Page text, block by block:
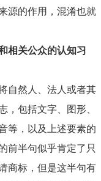
源的作用，混淆也就
相关公众的认知习
然人、法人或者其
，包括文字、图形、
等，以及上述要素的
前半句似乎肯定了只
商标，但是这半句有